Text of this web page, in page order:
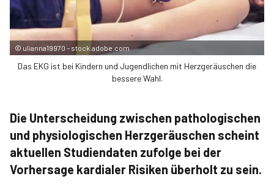
© ulianna19970 – stock.adobe.com
Das EKG ist bei Kindern und Jugendlichen mit Herzgeräuschen die
bessere Wahl.
Die Unterscheidung zwischen pathologischen
und physiologischen Herzgeräuschen scheint
aktuellen Studiendaten zufolge bei der
Vorhersage kardialer Risiken überholt zu sein.